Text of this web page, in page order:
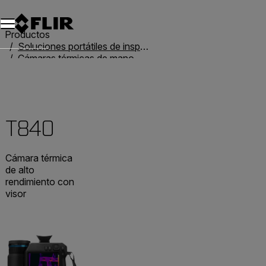
Productos
Soluciones portátiles de inspección
Cámaras térmicas de mano
T840
Cámara térmica
de alto
rendimiento con
visor